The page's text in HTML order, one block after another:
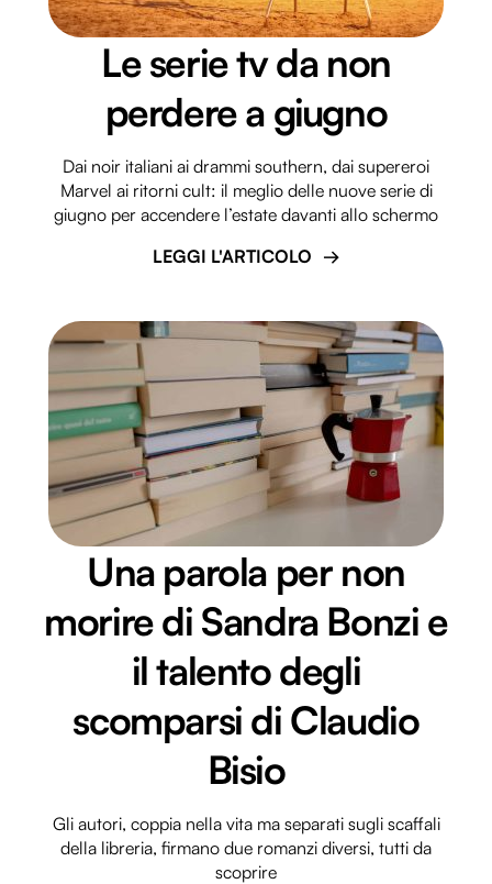
Le serie tv da non
perdere a giugno
Dai noir italiani ai drammi southern, dai supereroi
Marvel ai ritorni cult: il meglio delle nuove serie di
giugno per accendere l’estate davanti allo schermo
LEGGI L'ARTICOLO
Una parola per non
morire di Sandra Bonzi e
il talento degli
scomparsi di Claudio
Bisio
Gli autori, coppia nella vita ma separati sugli scaffali
della libreria, firmano due romanzi diversi, tutti da
scoprire